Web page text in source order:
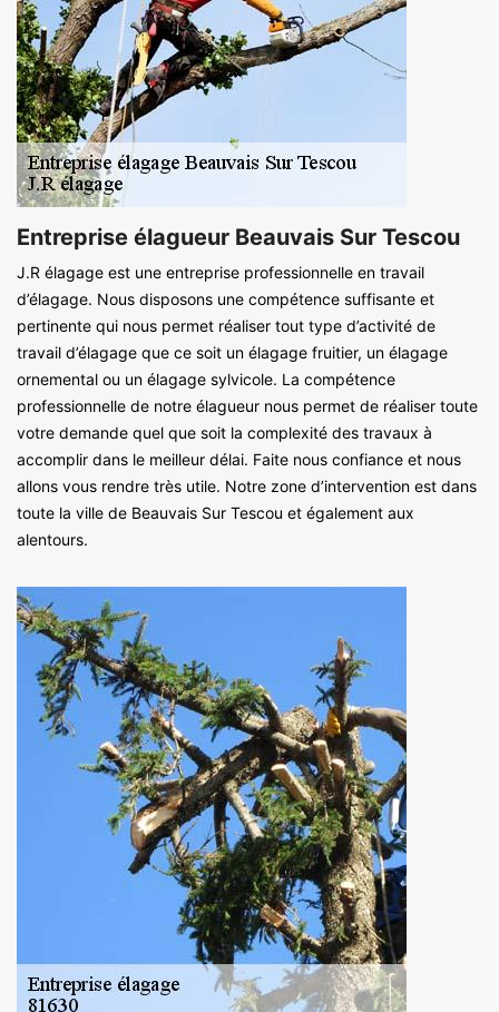
Entreprise élagueur Beauvais Sur Tescou
J.R élagage est une entreprise professionnelle en travail
d’élagage. Nous disposons une compétence suffisante et
pertinente qui nous permet réaliser tout type d’activité de
travail d’élagage que ce soit un élagage fruitier, un élagage
ornemental ou un élagage sylvicole. La compétence
professionnelle de notre élagueur nous permet de réaliser toute
votre demande quel que soit la complexité des travaux à
accomplir dans le meilleur délai. Faite nous confiance et nous
allons vous rendre très utile. Notre zone d’intervention est dans
toute la ville de Beauvais Sur Tescou et également aux
alentours.